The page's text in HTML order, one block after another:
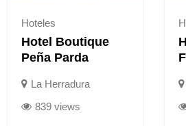
Hoteles
Hotel Boutique
Peña Parda
La Herradura
839 views